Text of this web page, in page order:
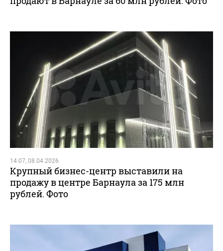
14:07, 08.04.2026
Крупный бизнес-центр выставили на
продажу в центре Барнаула за 175 млн
рублей. Фото